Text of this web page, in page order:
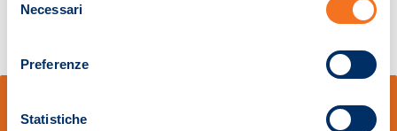
delNecessari
Preferenze
Statistiche
Pistoia 01680210505 – R.E.A. n.155974 - Cap.Soc. € 2.000.000,00 i.v. La
Società adotta il Codice Etico D.lgs. 231/01